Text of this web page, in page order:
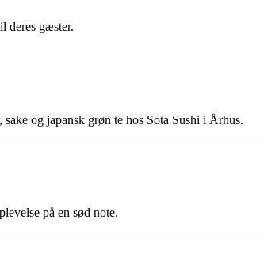
deres gæster.
og japansk grøn te hos Sota Sushi i Århus.
på en sød note.